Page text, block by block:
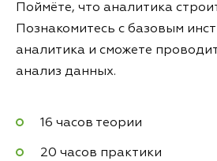
Поймёте, что аналитика
Познакомитесь с базовым
аналитика и сможете
анализ данных.
16 часов теории
20 часов практики